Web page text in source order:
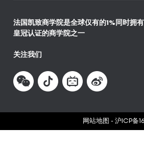
法国凯致商学院是全球仅有的1%同时拥
皇冠认证的商学院之一
关注我们
网站地图 - 沪ICP备